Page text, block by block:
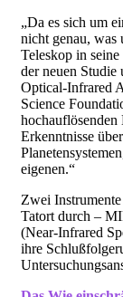
„Da es sich um
nicht genau, was
Teleskop in
der neuen
Optical-Infrared
Science
Erkenntnisse
eigenen.“
Zwei
Tatort durch –
(Near-Infrared
ihre